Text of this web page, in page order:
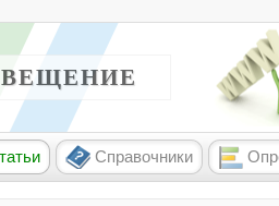
Справочники